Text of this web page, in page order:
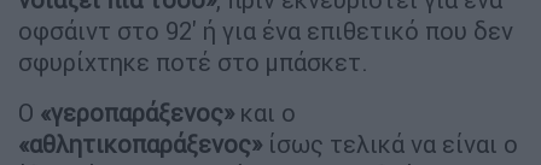
οφσάιντ στο 92' ή για ένα επιθετικό που δεν
σφυρίχτηκε ποτέ στο μπάσκετ.
Ο «γεροπαράξενος» και ο
«αθλητικοπαράξενος» ίσως τελικά να είναι ο